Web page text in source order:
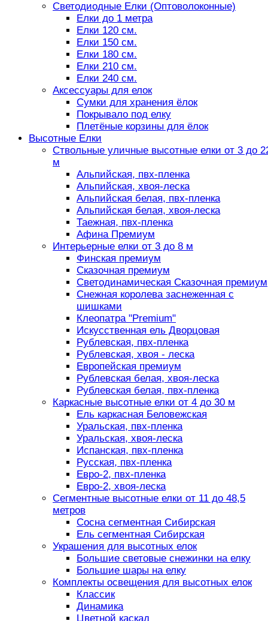
Светодиодные Елки (Оптоволоконные)
Елки до 1 метра
Елки 120 см.
Елки 150 см.
Елки 180 см.
Елки 210 см.
Елки 240 см.
Аксессуары для елок
Сумки для хранения ёлок
Покрывало под елку
Плетёные корзины для ёлок
Высотные Елки
Ствольные уличные высотные елки от 3 до
м
Альпийская, пвх-пленка
Альпийская, хвоя-леска
Альпийская белая, пвх-пленка
Альпийская белая, хвоя-леска
Таежная, пвх-пленка
Афина Премиум
Интерьерные елки от 3 до 8 м
Финская премиум
Сказочная премиум
Светодинамическая Сказочная премиум
Снежная королева заснеженная с
шишками
Клеопатра "Premium"
Искусственная ель Дворцовая
Рублевская, пвх-пленка
Рублевская, хвоя - леска
Европейская премиум
Рублевская белая, хвоя-леска
Рублевская белая, пвх-пленка
Каркасные высотные елки от 4 до 30 м
Ель каркасная Беловежская
Уральская, пвх-пленка
Уральская, хвоя-леска
Испанская, пвх-пленка
Русская, пвх-пленка
Евро-2, пвх-пленка
Евро-2, хвоя-леска
Сегментные высотные елки от 11 до 48,5
метров
Сосна сегментная Сибирская
Ель сегментная Сибирская
Украшения для высотных елок
Большие световые снежинки на елку
Большие шары на елку
Комплекты освещения для высотных елок
Классик
Динамика
Цветной каскад